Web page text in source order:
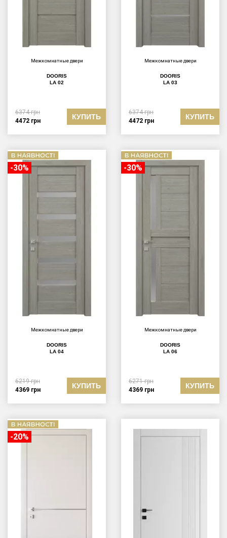
Межкомнатные двери
DOORIS
LA 02
6374грн
4472 грн КУПИТЬ
Межкомнатные двери
DOORIS
LA 03
6374грн
4472 грн КУПИТЬ
-30%
Межкомнатные двери
DOORIS
LA 04
6219грн
4369 грн КУПИТЬ
-30%
Межкомнатные двери
DOORIS
LA 06
6271грн
4369 грн КУПИТЬ
-20%